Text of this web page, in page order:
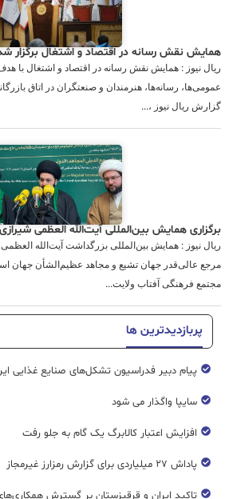
همایش نقش رسانه در اقتصاد و اشتغال برگزار
ریال نیوز : همایش نقش رسانه در اقتصاد و اشتغال با
عمومی‌ها، رسانه‌ها، هنرمندان و صنعتگران در اتاق
گزارش ریال نیوز ،...
برگزاری همایش بین‌المللی آیت‌الله العظمی
ریال نیوز : همایش بین‌المللی بزرگداشت آیت‌الله
مرجع عالی‌قدر جهان تشیع و مجاهد عظیم‌الشأن جهان
مجتمع فرهنگی آفتاب ولایت...
پربازدیدترین ها
پیام دبیر فدراسیون تشکل‌های صنایع غذایی
سایپا واگذار می شود
افزایش اعتبار کالابرگ یک گام به جلو رفت
پاداش ۲۷ میلیاردی برای گزارش رمزارز غیرمجاز
تاکید ایران و قرقیزستان بر گسترش